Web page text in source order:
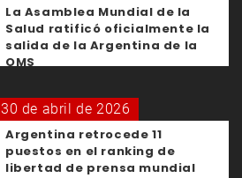
La Asamblea Mundial de la
Salud ratificó oficialmente la
salida de la Argentina de la
OMS
30 de abril de 2026
Argentina retrocede 11
puestos en el ranking de
libertad de prensa mundial